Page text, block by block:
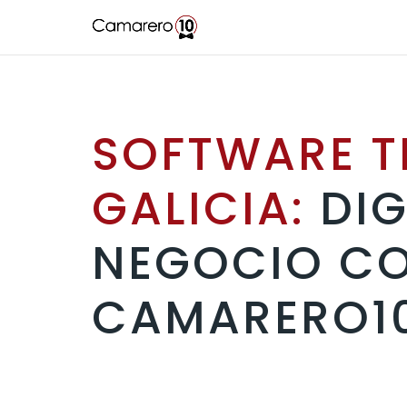
SOFTWARE
GALICIA:
NEGOCIO